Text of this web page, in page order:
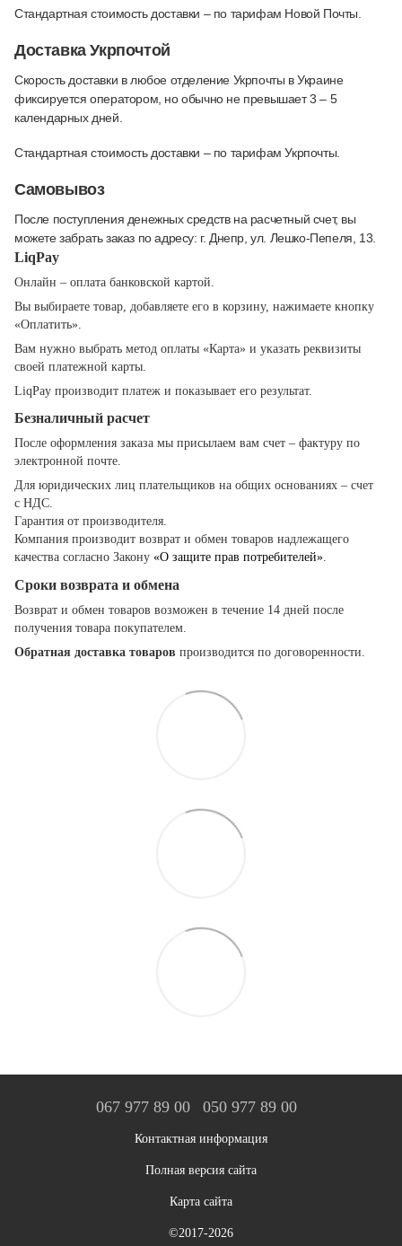
Стандартная стоимость доставки – по тарифам Новой Почты.
Доставка Укрпочтой
Скорость доставки в любое отделение Укрпочты в Украине
фиксируется оператором, но обычно не превышает 3 – 5
календарных дней.
Стандартная стоимость доставки – по тарифам Укрпочты.
Самовывоз
После поступления денежных средств на расчетный счет, вы
можете забрать заказ по адресу: г. Днепр, ул. Лешко-Пепеля, 13.
LiqPay
Онлайн – оплата банковской картой.
Вы выбираете товар, добавляете его в корзину, нажимаете кнопку
«Оплатить».
Вам нужно выбрать метод оплаты «Карта» и указать реквизиты
своей платежной карты.
LiqPay производит платеж и показывает его результат.
Безналичный расчет
После оформления заказа мы присылаем вам счет – фактуру по
электронной почте.
Для юридических лиц плательщиков на общих основаниях – счет
с НДС.
Гарантия от производителя.
Компания производит возврат и обмен товаров надлежащего
качества согласно Закону «О защите прав потребителей».
Сроки возврата и обмена
Возврат и обмен товаров возможен в течение 14 дней после
получения товара покупателем.
Обратная доставка товаров производится по договоренности.
067 977 89 00 050 977 89 00
Контактная информация
Полная версия сайта
Карта сайта
©2017-2026